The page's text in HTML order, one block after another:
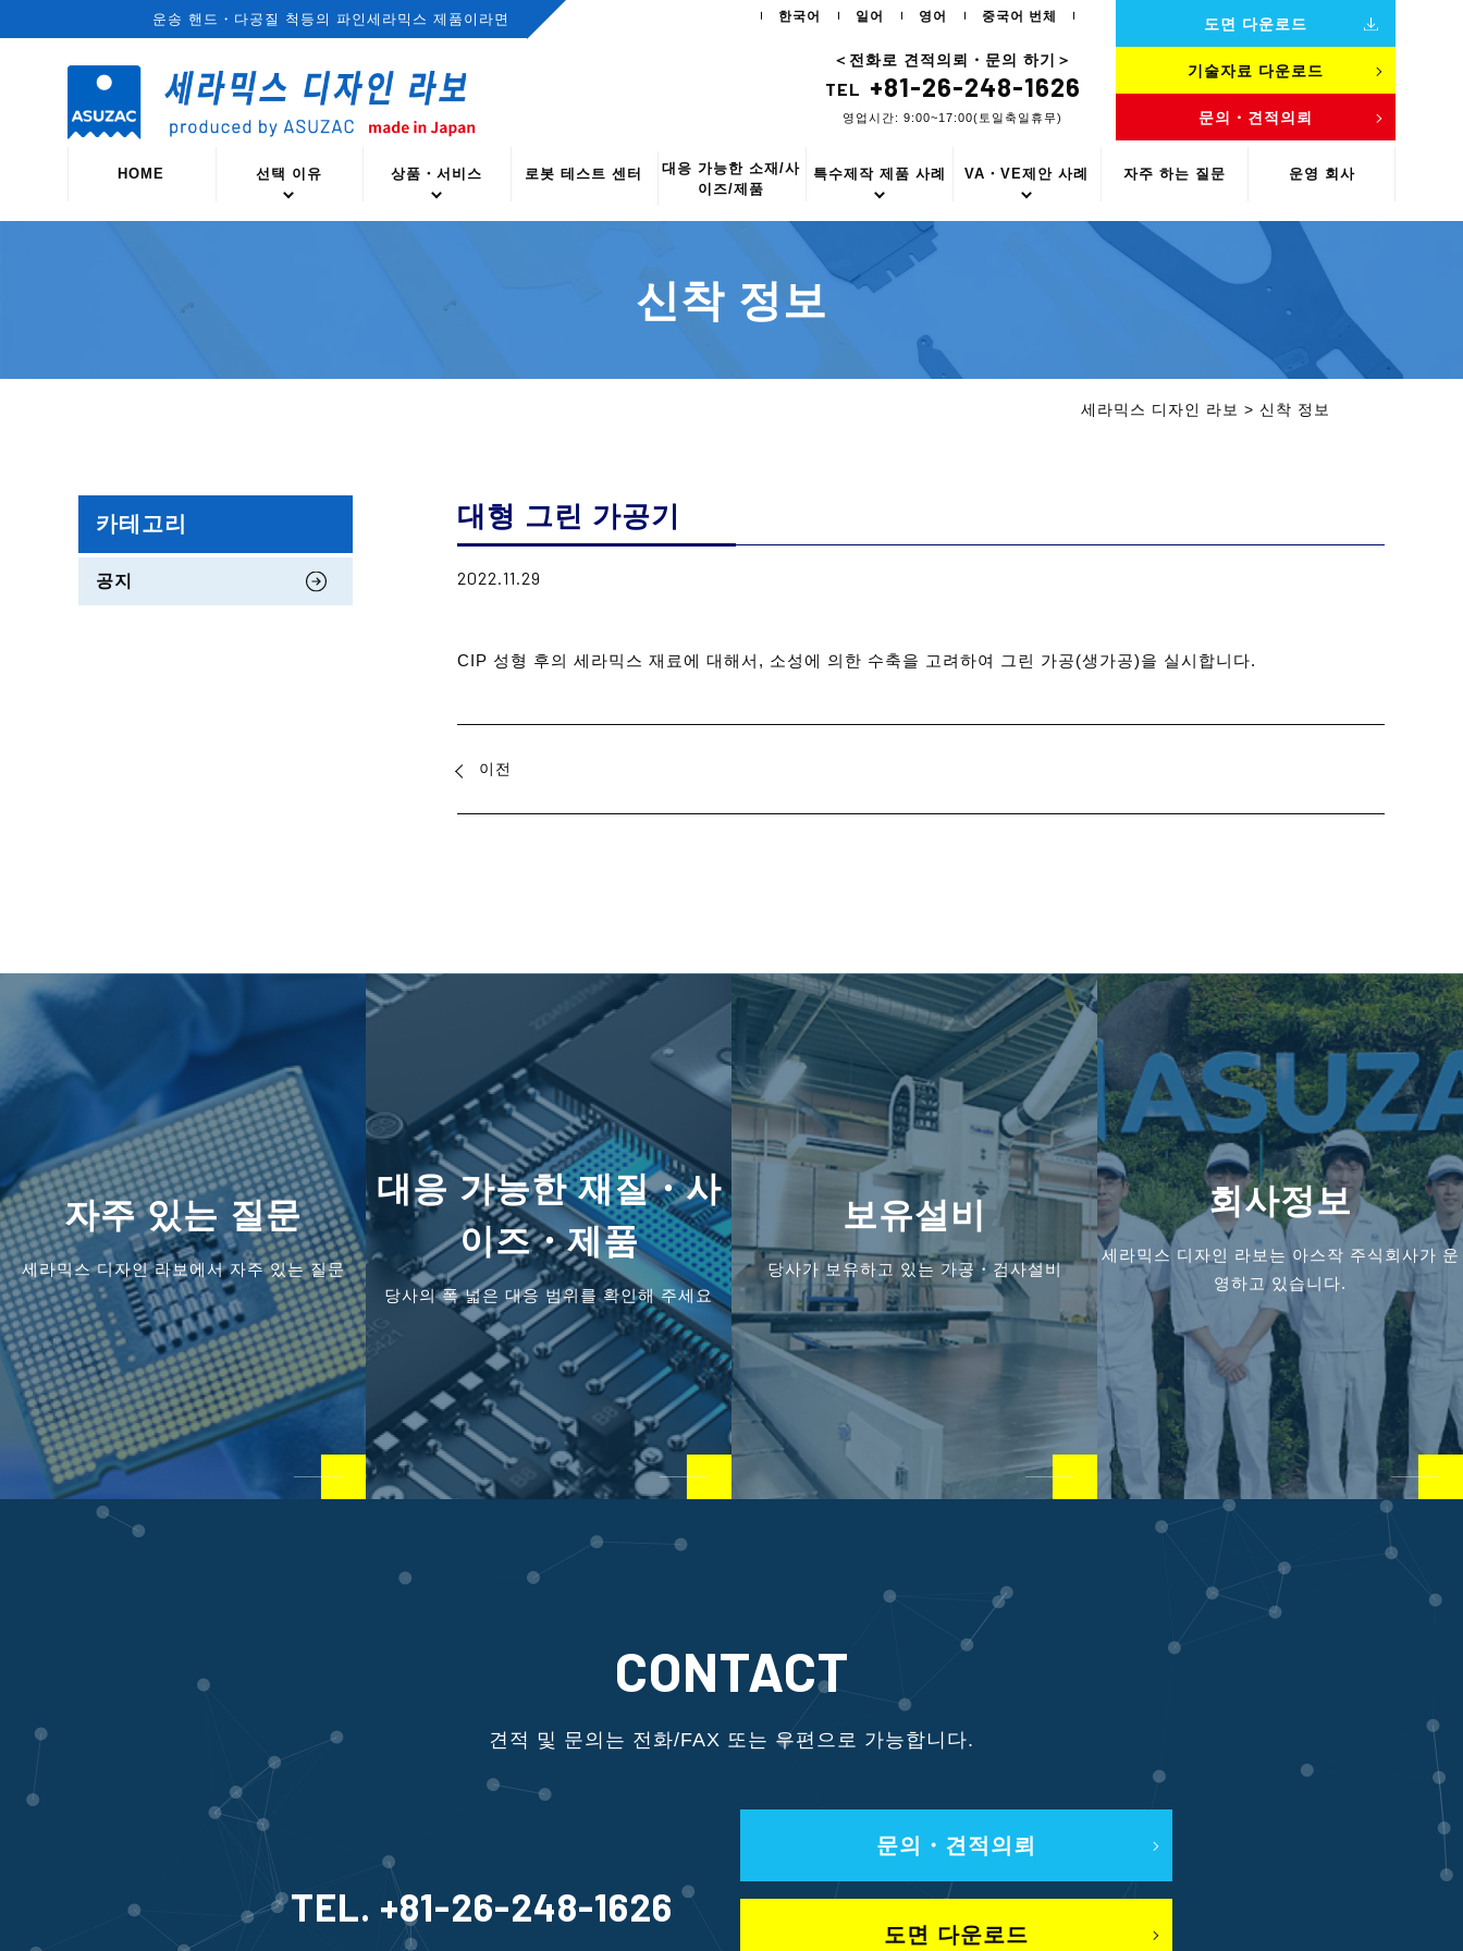
운송 핸드・다공질 척등의 파인세라믹스 제품이라면 한국어 일어 영어 중국어 번체
＜전화로 견적의뢰・문의 하기＞
TEL +81-26-248-1626
영업시간: 9:00~17:00(토일축일휴무)
도면 다운로드
기술자료 다운로드
문의・견적의뢰
HOME 선택 이유 상품・서비스 로봇 테스트 센터
대응 가능한 소재/사
이즈/제품
특수제작 제품 사례 VA・VE제안 사례 자주 하는 질문 운영 회사
신착 정보
세라믹스 디자인 라보 > 신착 정보
대형 그린 가공기
2022.11.29
CIP 성형 후의 세라믹스 재료에 대해서, 소성에 의한 수축을 고려하여 그린 가공(생가공)을 실시합니다.
이전
카테고리
공지
자주 있는 질문
세라믹스 디자인 라보에서 자주 있는 질문
대응 가능한재질・사
이즈・제품
당사의 폭 넓은 대응 범위를 확인해 주세요
보유설비
당사가 보유하고 있는 가공・검사설비
회사정보
세라믹스 디자인 라보는 아스작 주식회사가 운
영하고 있습니다.
CONTACT
견적 및 문의는 전화/FAX 또는 우편으로 가능합니다.
TEL. +81-26-248-1626
문의・견적의뢰
도면 다운로드